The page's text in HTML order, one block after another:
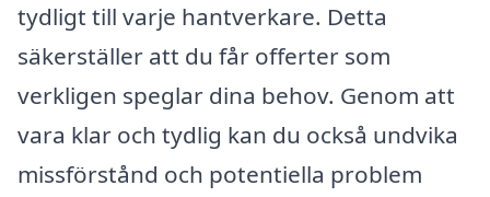
tydligt till varje hantverkare. Detta
säkerställer att du får offerter som
verkligen speglar dina behov. Genom att
vara klar och tydlig kan du också undvika
missförstånd och potentiella problem